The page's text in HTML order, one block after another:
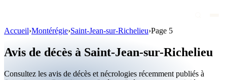
Personnalités publiques
Québec
Accueil›Montérégie›Saint-Jean-sur-Richelieu›Page 5
Avis de décès à Saint-Jean-sur-Richelieu
Consultez les avis de décès et nécrologies récemment publiés à